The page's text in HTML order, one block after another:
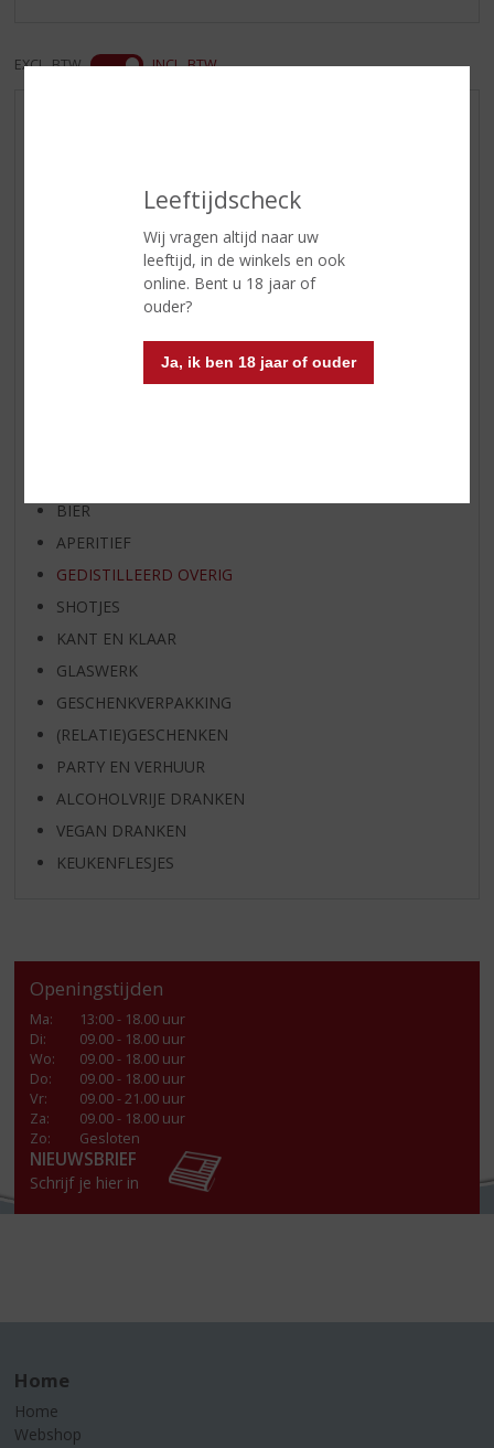
Leeftijdscheck
Wij vragen altijd naar uw
leeftijd, in de winkels en ook
online. Bent u 18 jaar of
ouder?
Ja, ik ben 18 jaar of ouder
EXCL. BTW INCL. BTW
WHISKY VAN DE MAAND
BIER VAN DE MAAND
SPIRIT VAN DE MAAND
EXCLUSIEF TOPSLIJTER
BIER SPECIALS
BIER
APERITIEF
GEDISTILLEERD OVERIG
SHOTJES
KANT EN KLAAR
GLASWERK
GESCHENKVERPAKKING
(RELATIE)GESCHENKEN
PARTY EN VERHUUR
ALCOHOLVRIJE DRANKEN
VEGAN DRANKEN
KEUKENFLESJES
Openingstijden
Ma:
13:00 - 18.00 uur
Di:
09.00 - 18.00 uur
Wo:
09.00 - 18.00 uur
Do:
09.00 - 18.00 uur
Vr:
09.00 - 21.00 uur
Za:
09.00 - 18.00 uur
Zo:
Gesloten
NIEUWSBRIEF
Schrijf je hier in
Home
Home
Webshop